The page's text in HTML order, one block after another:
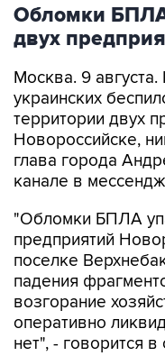
Обломки БПЛА
двух
Москва. 9
украинских
территории двух
Новороссийске,
глава города
канале в
"Обломки БПЛА
предприятий
поселке
падения
возгорание
оперативно
нет", - говорится